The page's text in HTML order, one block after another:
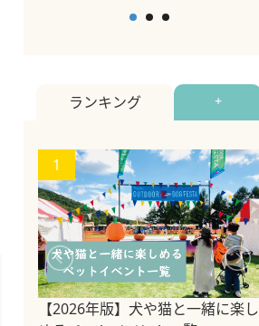
ランキング +
1
【2026年版】犬や猫と一緒に楽し